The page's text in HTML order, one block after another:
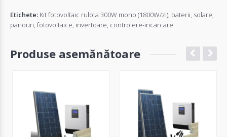
Etichete: Kit fotovoltaic rulota 300W mono (1800W/zi) baterii solare
panouri fotovoltaice invertoare controlere-incarcare
Produse asemănătoare